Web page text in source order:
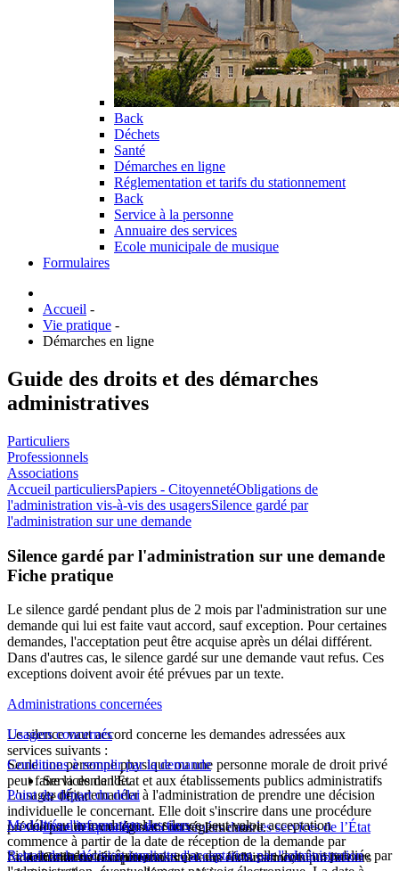
Back
Déchets
Santé
Démarches en ligne
Réglementation et tarifs du stationnement
Back
Service à la personne
Annuaire des services
Ecole municipale de musique
Formulaires
Accueil -
Vie pratique -
Démarches en ligne
Guide des droits et des démarches
administratives
Particuliers
Professionnels
Associations
Accueil particuliersPapiers - CitoyennetéObligations de
l'administration vis-à-vis des usagersSilence gardé par
l'administration sur une demande
Silence gardé par l'administration sur une demande
Fiche pratique
Le silence gardé pendant plus de 2 mois par l'administration sur une
demande qui lui est faite vaut accord, sauf exception. Pour certaines
demandes, l'acceptation peut être acquise après un délai différent.
Dans d'autres cas, le silence gardé sur une demande vaut refus. Ces
exceptions doivent avoir été prévues par un texte.
Administrations concernées
Lesilence vaut accord concerne les demandes adressées aux
services suivants :
Services de l'État et aux établissements publics administratifs
de l'État
Liste des procédures concernées dans les services de l’État
Collectivités territoriales et leurs établissements publics
Usagers concernés
Seule une personne physique ou une personne morale de droit privé
peut faire la demande.
Conditions à remplir par la demande
L'usager doit demander à l'administration de prendre une décision
individuelle le concernant. Elle doit s'inscrire dans une procédure
prévue par un texte législatif ou réglementaire.
La demande ne doit pas constituer une réclamation, ni un recours
Point de départ du délai
Le délai au terme duquel le silence peut valoir acceptation
commence à partir de la date de réception de la demande par
l'administration compétente.
Modalités d'information des tiers
Si la demande doit être connue par des tiers, elle doit être publiée par
Retrait de la décision implicite d'acceptation par l'administration